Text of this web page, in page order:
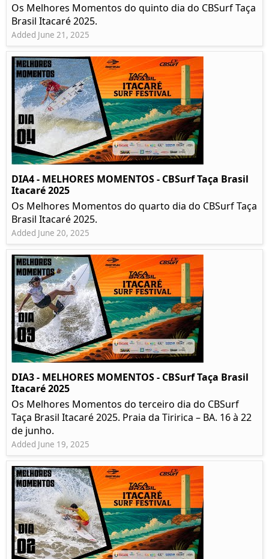
Os Melhores Momentos do quinto dia do CBSurf Taça
Brasil Itacaré 2025.
Added June 21, 2025
DIA4 - MELHORES MOMENTOS - CBSurf Taça Brasil
Itacaré 2025
Os Melhores Momentos do quarto dia do CBSurf Taça
Brasil Itacaré 2025.
Added June 20, 2025
DIA3 - MELHORES MOMENTOS - CBSurf Taça Brasil
Itacaré 2025
Os Melhores Momentos do terceiro dia do CBSurf
Taça Brasil Itacaré 2025. Praia da Tiririca – BA. 16 à 22
de junho.
Added June 19, 2025